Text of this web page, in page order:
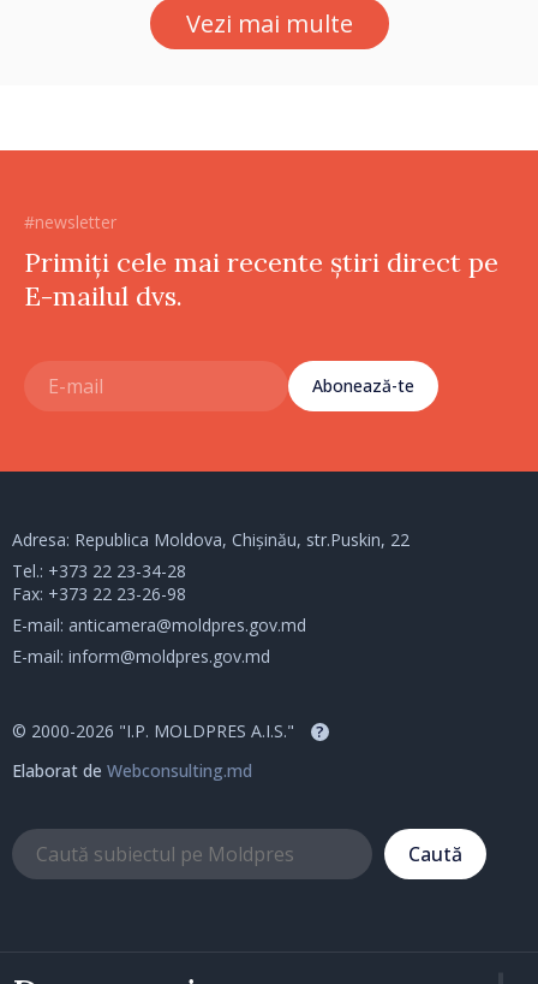
Vezi mai multe
#newsletter
Primiți cele mai recente știri direct pe
E-mailul dvs.
Abonează-te
Adresa: Republica Moldova, Chișinău, str.Puskin, 22
Tel.: +373 22 23-34-28
Fax: +373 22 23-26-98
E-mail: anticamera@moldpres.gov.md
E-mail: inform@moldpres.gov.md
© 2000-2026 "I.P. MOLDPRES A.I.S." ?
Elaborat de Webconsulting.md
Caută